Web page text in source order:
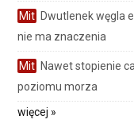
Mit Dwutlenek węgla
nie ma znaczenia
Mit Nawet stopienie
poziomu morza
więcej »